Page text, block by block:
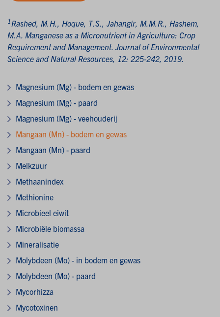
1Rashed, M.H., Hoque, T.S., Jahangir, M.M.R., Hashem,
M.A. Manganese as a Micronutrient in Agriculture: Crop
Requirement and Management. Journal of Environmental
Science and Natural Resources, 12: 225-242, 2019.
Magnesium (Mg) - bodem en gewas
Magnesium (Mg) - paard
Magnesium (Mg) - veehouderij
Mangaan (Mn) - bodem en gewas
Mangaan (Mn) - paard
Melkzuur
Methaanindex
Methionine
Microbieel eiwit
Microbiële biomassa
Mineralisatie
Molybdeen (Mo) - in bodem en gewas
Molybdeen (Mo) - paard
Mycorhizza
Mycotoxinen